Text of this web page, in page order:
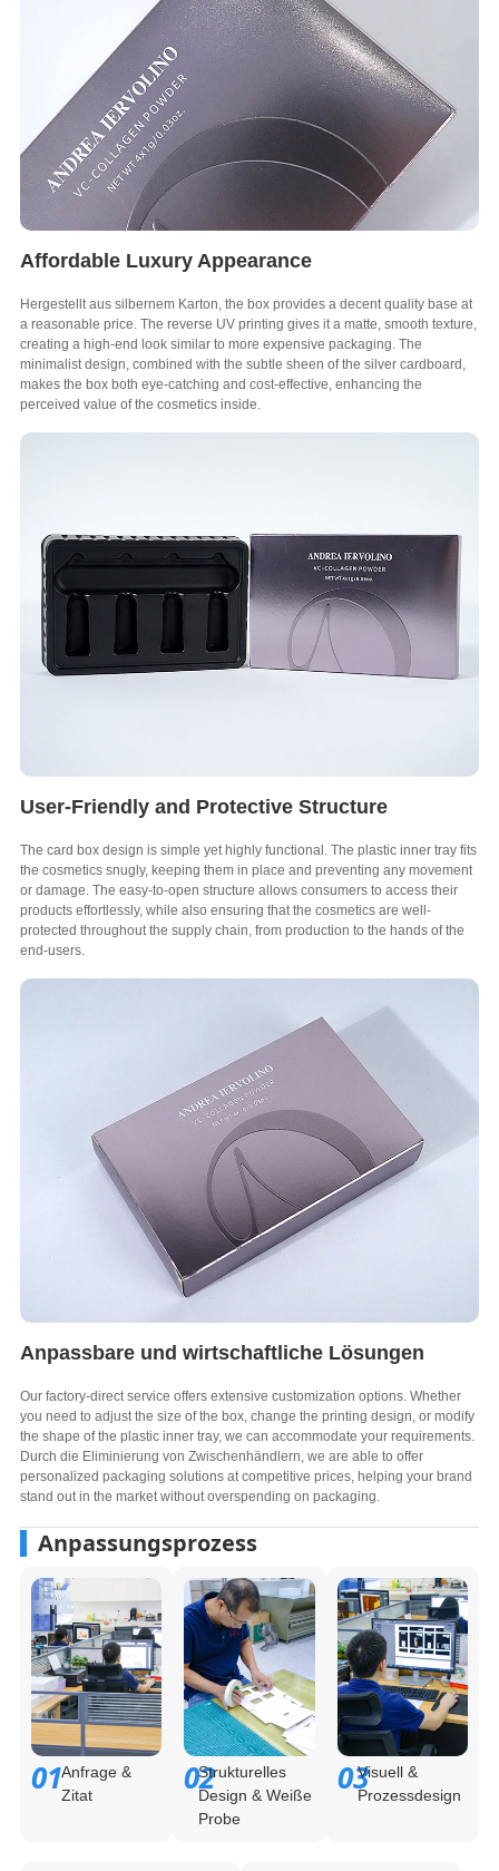
Affordable Luxury Appearance
Hergestellt aus silbernem Karton, the box provides a decent quality base at
a reasonable price The reverse UV printing gives it a matte smooth texture
creating a high-end look similar to more expensive packaging The
minimalist design combined with the subtle sheen of the silver cardboard
makes the box both eye-catching and cost-effective enhancing the
perceived value of the cosmetics inside
User-Friendly and Protective Structure
The card box design is simple yet highly functional. The plastic inner tray fits
the cosmetics snugly, keeping them in place and preventing any movement
or damage. The easy-to-open structure allows consumers to access their
products effortlessly, while also ensuring that the cosmetics are well-
protected throughout the supply chain, from production to the hands of the
end-users.
Anpassbare und wirtschaftliche Lösungen
Our factory-direct service offers extensive customization options. Whether
you need to adjust the size of the box, change the printing design, or modify
the shape of the plastic inner tray, we can accommodate your requirements.
Durch die Eliminierung von Zwischenhändlern, we are able to offer
personalized packaging solutions at competitive prices, helping your brand
stand out in the market without overspending on packaging.
Anpassungsprozess
01Anfrage &
Zitat
02Strukturelles
Design & Weiße
Probe
03Visuell &
Prozessdesign